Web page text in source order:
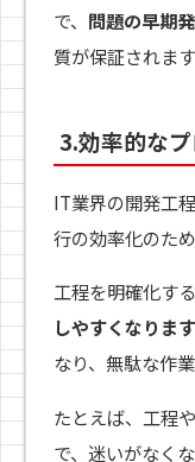
で、 問題の早期
質が保証されます
3.効率的な
IT業界の開発工
行の効率化のため
工程を明確化する
しやすくなります
なり、無駄な作
たとえば、工程
で、迷いがなく